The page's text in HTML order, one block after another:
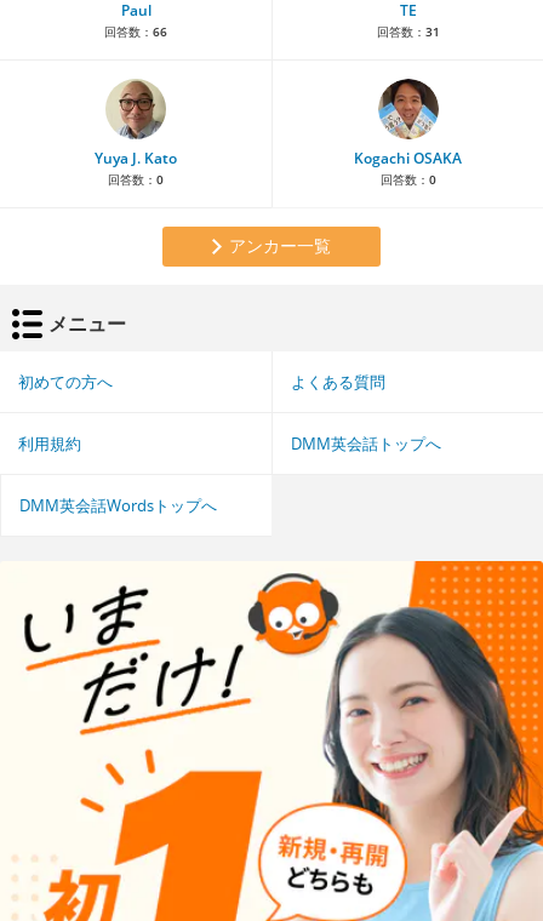
Paul
回答数： 66
TE
回答数： 31
Yuya J. Kato
回答数： 0
Kogachi OSAKA
回答数： 0
アンカー一覧
メニュー
初めての方へ よくある質問
利用規約 DMM英会話トップへ
DMM英会話Wordsトップへ